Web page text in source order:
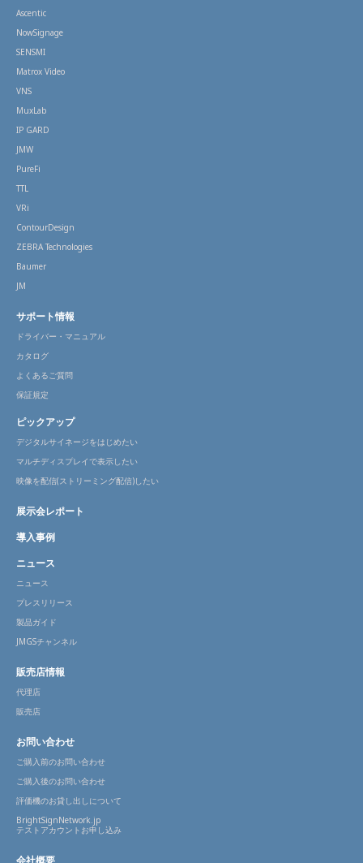
Ascentic
NowSignage
SENSMI
Matrox Video
VNS
MuxLab
IP GARD
JMW
PureFi
TTL
VRi
ContourDesign
ZEBRA Technologies
Baumer
JM
サポート情報
ドライバー・マニュアル
カタログ
よくあるご質問
保証規定
ピックアップ
デジタルサイネージをはじめたい
マルチディスプレイで表示したい
映像を配信(ストリーミング配信)したい
展示会レポート
導入事例
ニュース
ニュース
プレスリリース
製品ガイド
JMGSチャンネル
販売店情報
代理店
販売店
お問い合わせ
ご購入前のお問い合わせ
ご購入後のお問い合わせ
評価機のお貸し出しについて
BrightSignNetwork.jp
テストアカウントお申し込み
会社概要